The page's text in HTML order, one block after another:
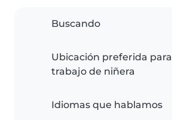
Buscando
Ubicación preferida para
trabajo de niñera
Idiomas que hablamos